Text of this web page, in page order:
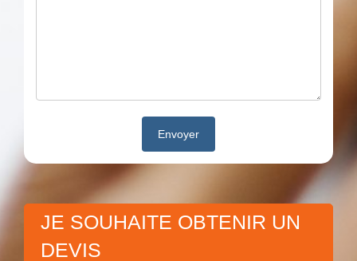
JE SOUHAITE OBTENIR UN
DEVIS